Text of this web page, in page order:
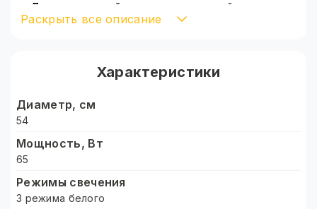
Дистанционный контроль:
входящий в комплект
пульт управления позволяет регулировать яркость
и режимы свечения, не отвлекаясь от процесса
механизм крепления поддерживает наклон до 90
съемки.
надежный чехол, который защищает лампу при
транспортировке, делая этот мощный комплект
Для кого предназначена:
Раскрыть все описание
Характеристики
Диаметр, см
54
Мощность, Вт
65
Режимы свечения
3 режима белого